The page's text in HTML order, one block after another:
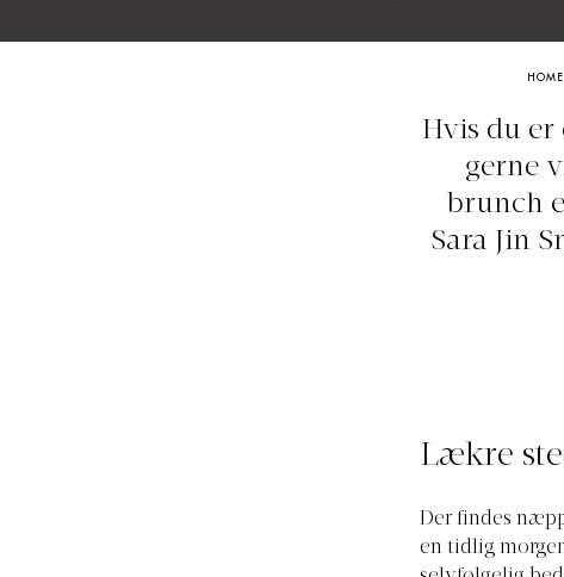
HOME
Hvis du er
gerne
brunch
Sara Jin
Lækre
Der findes
en tidlig